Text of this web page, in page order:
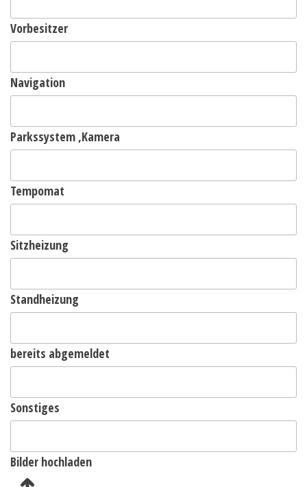
Vorbesitzer
Navigation
Parkssystem ,Kamera
Tempomat
Sitzheizung
Standheizung
bereits abgemeldet
Sonstiges
Bilder hochladen